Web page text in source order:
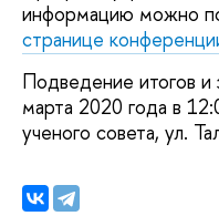
информацию можно
странице
Подведение итогов
марта 2020 года в
ученого совета, ул.